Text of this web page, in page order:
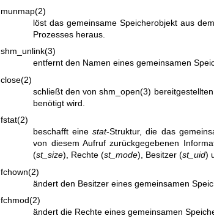
munmap(2)
löst das gemeinsame Speicherobjekt aus
Prozesses heraus.
shm_unlink(3)
entfernt den Namen eines gemeinsamen
close(2)
schließt den vonshm_open(3)
benötigt wird.
fstat(2)
beschafft einestat-Struktur, die das
von diesem Aufruf zurückgegebenen
(st_size), Rechte (st_mode), Besitzer (st_uid)
fchown(2)
ändert den Besitzer eines gemeinsamen
fchmod(2)
ändert die Rechte eines gemeinsamen